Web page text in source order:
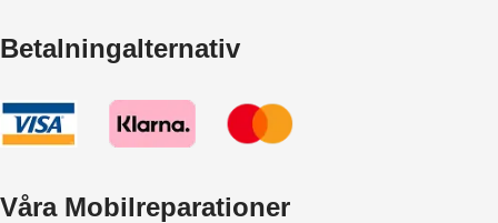
Betalningalternativ
Våra Mobilreparationer